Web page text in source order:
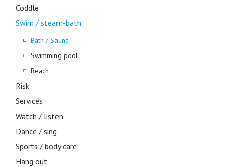
Coddle
Swim / steam-bath
Bath / Sauna
Swimming pool
Beach
Risk
Services
Watch / listen
Dance / sing
Sports / body care
Hang out